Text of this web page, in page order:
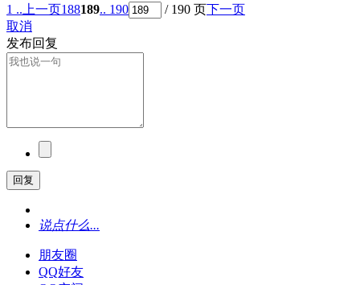
1 .. 上一页188189.. 190 / 190 页下一页
取消
发布回复
回复
说点什么...
朋友圈
QQ好友